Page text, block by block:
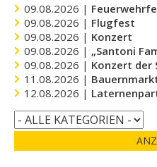
09.08.2026 |
09.08.2026 | Flugfest
09.08.2026 | Konzert
09.08.2026 | „Santoni
09.08.2026 | Konzert der
11.08.2026 |
12.08.2026 |